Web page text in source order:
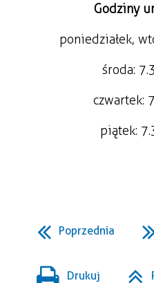
Godziny
poniedziałek,
środa:
czwartek:
piątek:
Poprzednia
Drukuj